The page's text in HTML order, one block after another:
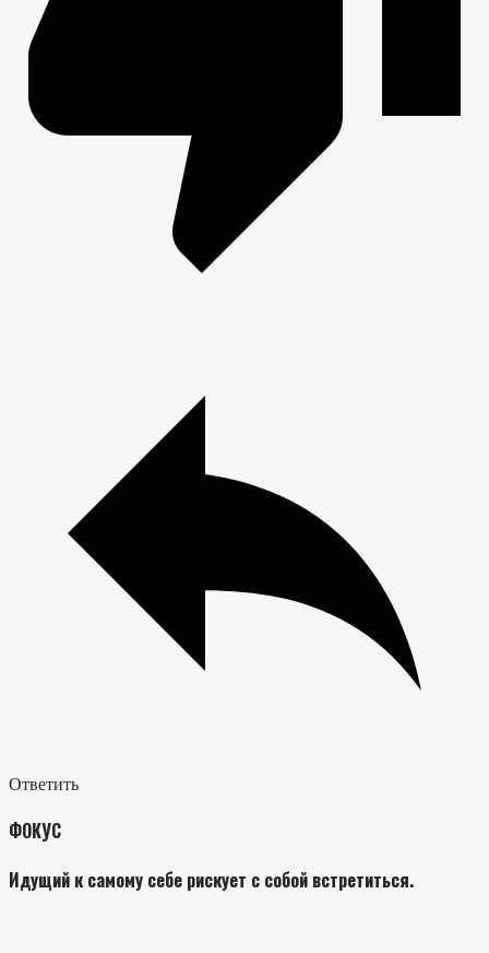
Ответить
ФОКУС
Идущий к самому себе рискует с собой встретиться.